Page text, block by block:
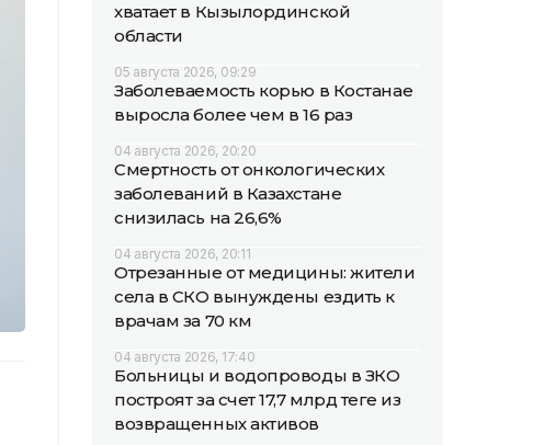
хватает в Кызылординской
области
05 августа 2026, 09:29
Заболеваемость корью в Костанае
выросла более чем в 16 раз
04 августа 2026, 20:20
Смертность от онкологических
заболеваний в Казахстане
снизилась на 26,6%
04 августа 2026, 20:11
Отрезанные от медицины: жители
села в СКО вынуждены ездить к
врачам за 70 км
04 августа 2026, 17:40
Больницы и водопроводы в ЗКО
построят за счет 17,7 млрд теңге из
возвращенных активов